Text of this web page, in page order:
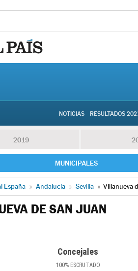
NOTICIAS RESULTADOS
2019
MUNICIPALES
España » Andalucía » Sevilla » Villanueva
DE SAN JUAN
Concejales
100%ESCRUTADO